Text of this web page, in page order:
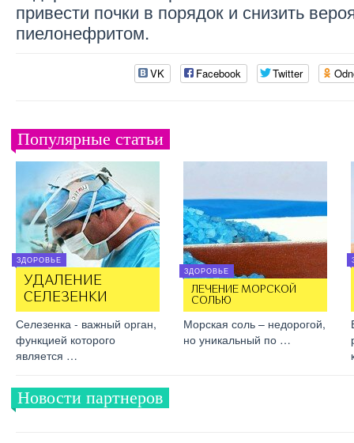
привести почки в порядок и снизить
пиелонефритом.
VK Facebook Twitter
Популярные статьи
ЗДОРОВЬЕ
УДАЛЕНИЕ
СЕЛЕЗЕНКИ
Селезенка - важный орган,
функцией которого
является …
ЗДОРОВЬЕ
ЛЕЧЕНИЕ МОРСКОЙ
СОЛЬЮ
Морская соль – недорогой,
но уникальный по …
Новости партнеров